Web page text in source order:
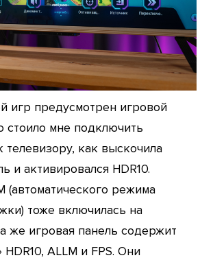
игр предусмотрен игровой
стоило мне подключить
телевизору, как выскочила
и активировался HDR10.
(автоматического режима
тоже включилась на
же игровая панель содержит
ALLM и FPS. Они